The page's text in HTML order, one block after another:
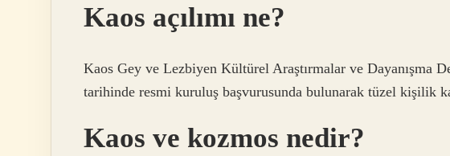
Kaos açılımı ne?
Kaos Gey ve Lezbiyen Kültürel Araştırmalar ve Dayanışma
tarihinde resmi kuruluş başvurusunda bulunarak tüzel kişilik
Kaos ve kozmos nedir?